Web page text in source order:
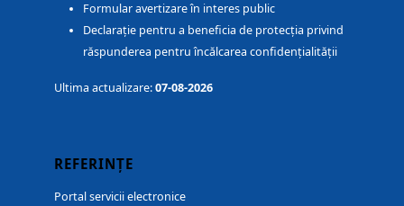
Formular avertizare în interes public
Declarație pentru a beneficia de protecția privind
răspunderea pentru încălcarea confidențialității
Ultima actualizare:07-08-2026
REFERINȚE
Portal servicii electronice